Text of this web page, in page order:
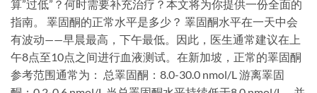
算”过低”？何时需要补充治疗？本文将为你提供一份全面的
指南。 睪固酮的正常水平是多少？ 睪固酮水平在一天中会
有波动——早晨最高，下午最低。因此，医生通常建议在上
午8点至10点之间进行血液测试。在新加坡，正常的睪固酮
参考范围通常为： 总睪固酮：8.0-30.0 nmol/L 游离睪固